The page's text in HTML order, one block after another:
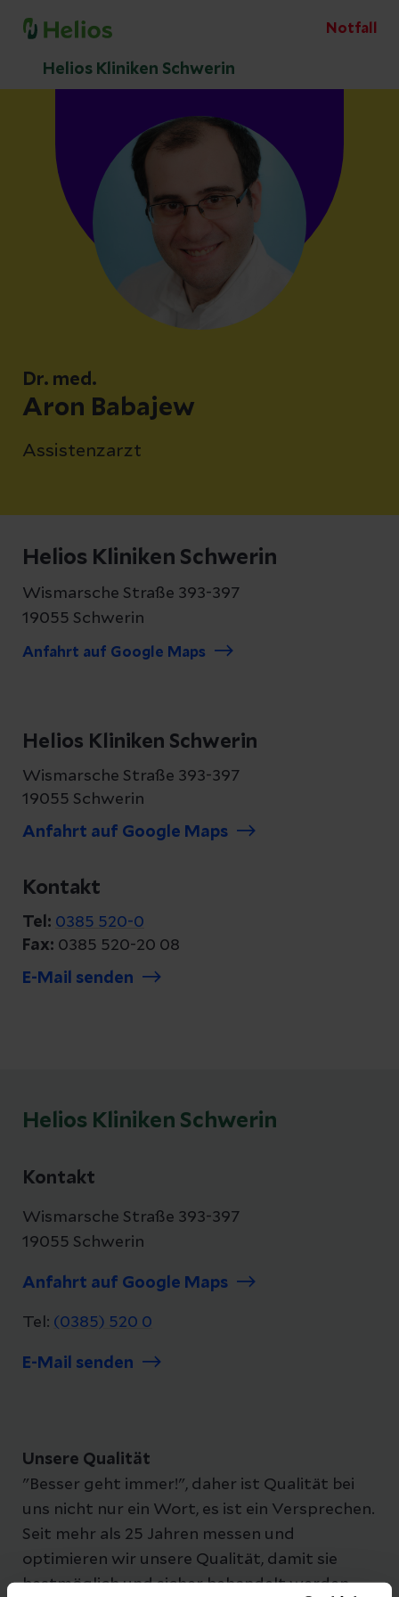
Notfall
Helios Kliniken Schwerin
Dr. med.
Aron Babajew
Assistenzarzt
Helios Kliniken Schwerin
Wismarsche Straße 393-397
19055 Schwerin
Anfahrt auf Google Maps
Helios Kliniken Schwerin
Wismarsche Straße 393-397
19055 Schwerin
Anfahrt auf Google Maps
Kontakt
Tel: 0385 520-0
Fax: 0385 520-20 08
E-Mail senden
Helios Kliniken Schwerin
Kontakt
Wismarsche Straße 393-397
19055 Schwerin
Anfahrt auf Google Maps
Tel: (0385) 520 0
E-Mail senden
Unsere Qualität
"Besser geht immer!", daher ist Qualität bei
uns nicht nur ein Wort, es ist ein Versprechen.
Seit mehr als 25 Jahren messen und
optimieren wir unsere Qualität, damit sie
bestmöglich und sicher behandelt werden.